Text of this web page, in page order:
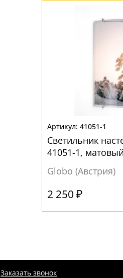
41051-1
Светильник
41051-1,
1x60W
Globo (Австрия)
2 250 ₽
Заказать звонок